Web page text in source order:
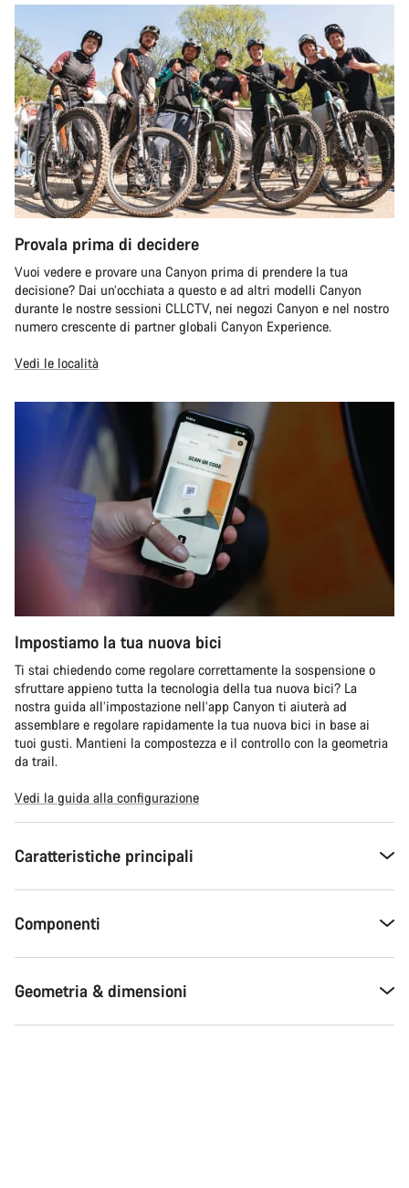
Provala prima di decidere
Vuoi vedere e provare una Canyon prima di prendere la tua
decisione? Dai un’occhiata a questo e ad altri modelli Canyon
durante le nostre sessioni CLLCTV, nei negozi Canyon e nel nostro
numero crescente di partner globali Canyon Experience.
Vedi le località
Impostiamo la tua nuova bici
Ti stai chiedendo come regolare correttamente la sospensione o
sfruttare appieno tutta la tecnologia della tua nuova bici? La
nostra guida all’impostazione nell’app Canyon ti aiuterà ad
assemblare e regolare rapidamente la tua nuova bici in base ai
tuoi gusti. Mantieni la compostezza e il controllo con la geometria
da trail.
Vedi la guida alla configurazione
Caratteristiche principali
Componenti
Geometria & dimensioni